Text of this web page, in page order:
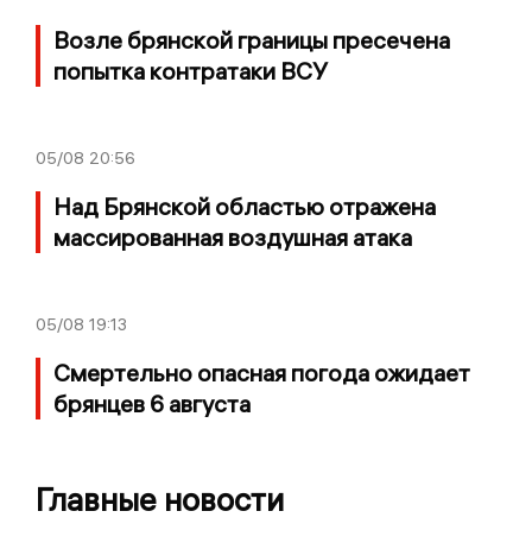
Возле брянской границы пресечена
попытка контратаки ВСУ
05/08 20:56
Над Брянской областью отражена
массированная воздушная атака
05/08 19:13
Смертельно опасная погода ожидает
брянцев 6 августа
Главные новости